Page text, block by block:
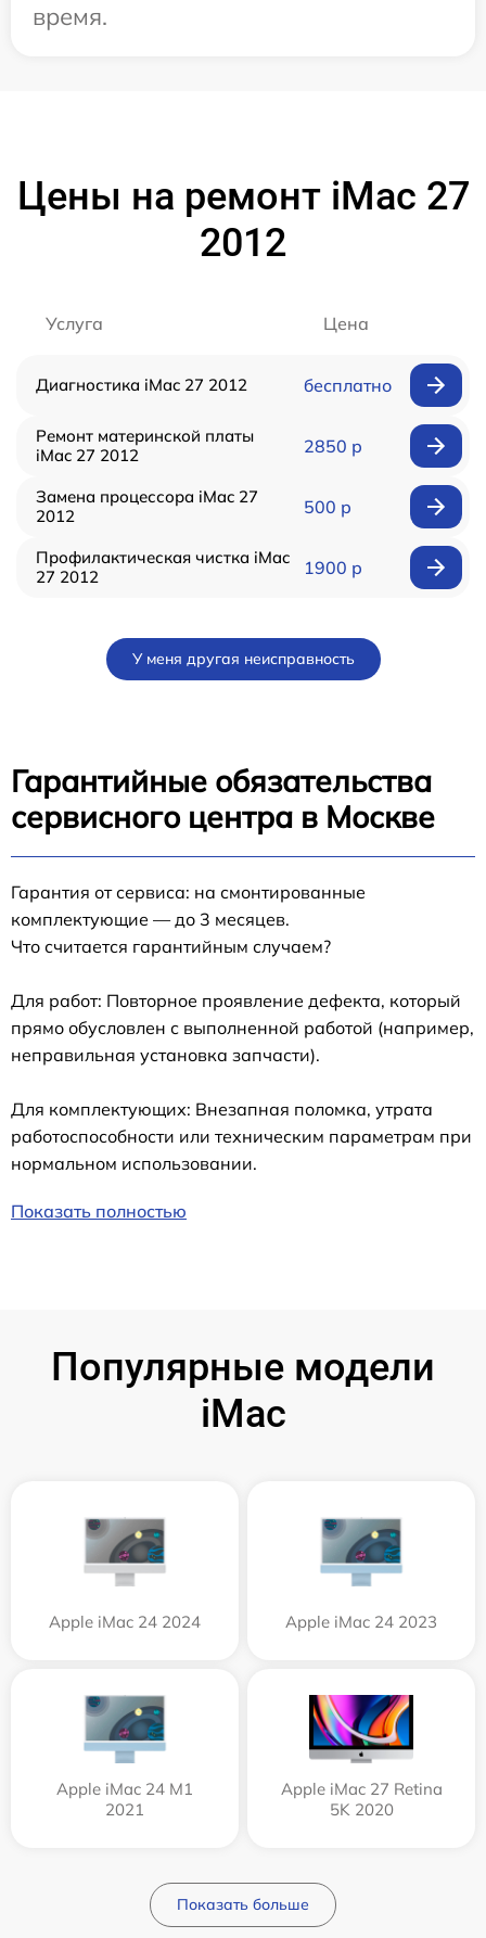
время.
Цены на ремонт iMac 27
2012
Услуга Цена
Диагностика iMac 27 2012 бесплатно
Ремонт материнской платы
iMac 27 2012
2850 р
Замена процессора iMac 27
2012
500 р
Профилактическая чистка iMac
27 2012
1900 р
У меня другая неисправность
Гарантийные обязательства
сервисного центра в Москве
Гарантия от сервиса: на смонтированные
комплектующие — до 3 месяцев.
Что считается гарантийным случаем?
Для работ: Повторное проявление дефекта, который
прямо обусловлен с выполненной работой (например,
неправильная установка запчасти).
Для комплектующих: Внезапная поломка, утрата
работоспособности или техническим параметрам при
нормальном использовании.
Показать полностью
Популярные модели
iMac
Apple iMac 24 2024 Apple iMac 24 2023
Apple iMac 24 M1
2021
Apple iMac 27 Retina
5K 2020
Показать больше